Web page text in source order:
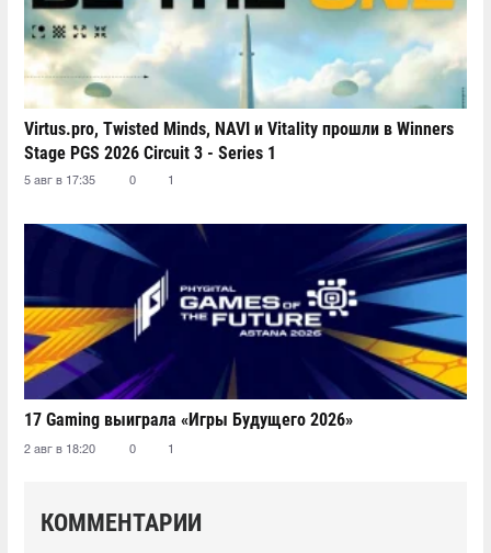
Virtus.pro, Twisted Minds, NAVI и Vitality прошли в Winners
Stage PGS 2026 Circuit 3 - Series 1
5 авг в 17:35 0 1
17 Gaming выиграла «Игры Будущего 2026»
2 авг в 18:20 0 1
КОММЕНТАРИИ